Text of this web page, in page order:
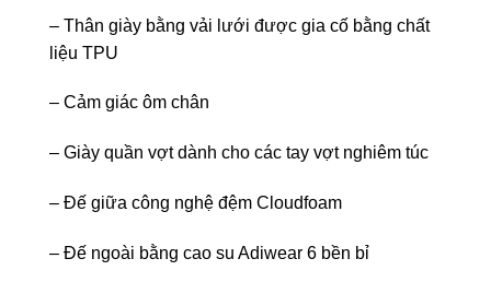
– Thân giày bằng vải lưới được gia cố bằng chất
liệu TPU
– Cảm giác ôm chân
– Giày quần vợt dành cho các tay vợt nghiêm túc
– Đế giữa công nghệ đệm Cloudfoam
– Đế ngoài bằng cao su Adiwear 6 bền bỉ